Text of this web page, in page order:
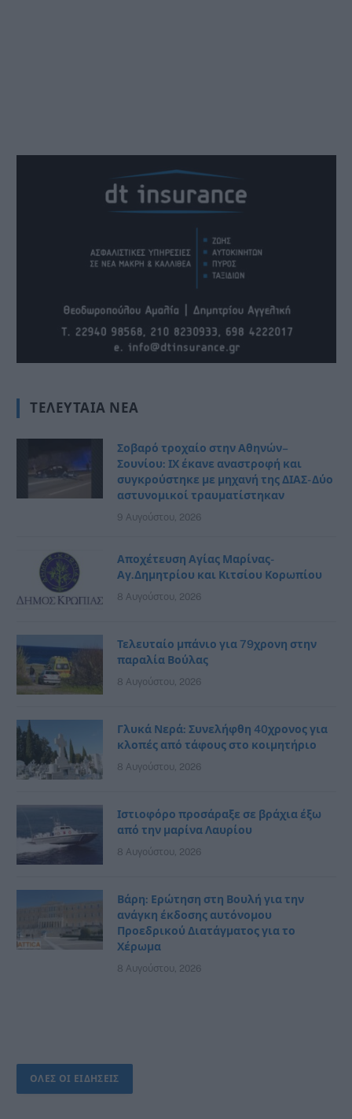
ΤΕΛΕΥΤΑΊΑ ΝΈΑ
Σοβαρό τροχαίο στην Αθηνών–
Σουνίου: ΙΧ έκανε αναστροφή και
συγκρούστηκε με μηχανή της ΔΙΑΣ- Δύο
αστυνομικοί τραυματίστηκαν
9 Αυγούστου, 2026
Αποχέτευση Αγίας Μαρίνας-
Αγ.Δημητρίου και Κιτσίου Κορωπίου
8 Αυγούστου, 2026
Τελευταίο μπάνιο για 79χρονη στην
παραλία Βούλας
8 Αυγούστου, 2026
Γλυκά Νερά: Συνελήφθη 40χρονος για
κλοπές από τάφους στο κοιμητήριο
8 Αυγούστου, 2026
Ιστιοφόρο προσάραξε σε βράχια έξω
από την μαρίνα Λαυρίου
8 Αυγούστου, 2026
Βάρη: Ερώτηση στη Βουλή για την
ανάγκη έκδοσης αυτόνομου
Προεδρικού Διατάγματος για το
Χέρωμα
8 Αυγούστου, 2026
ΟΛΕΣ ΟΙ ΕΙΔΗΣΕΙΣ